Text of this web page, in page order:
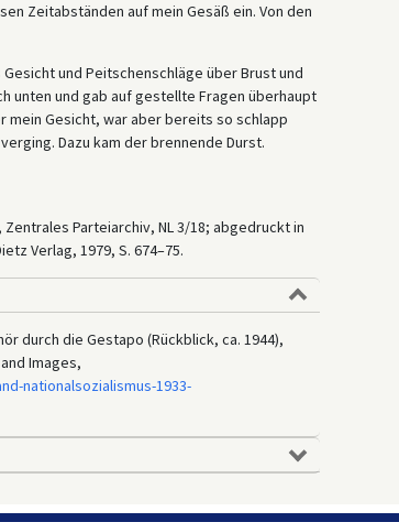
Zeitabständen auf mein Gesäß ein. Von den
und Peitschenschläge über Brust und
unten und gab auf gestellte Fragen überhaupt
Gesicht, war aber bereits so schlapp
Dazu kam der brennende Durst.
Parteiarchiv, NL 3/18; abgedruckt in
Verlag, 1979, S. 674–75.
durch die Gestapo (Rückblick, ca. 1944),
Images,
nationalsozialismus-1933-